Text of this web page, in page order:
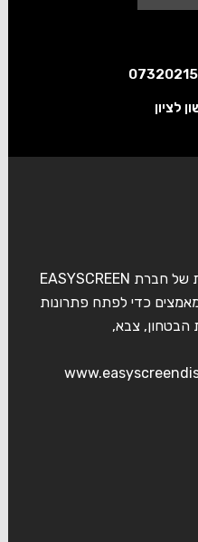
MIGON ישראל המשווקת בלעדית של חברת EASYSCREEN
כדי לפתח פתרונות
הבטחון, צבא,